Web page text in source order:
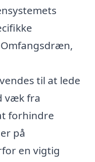
til at lede
væk fra
forhindre
på
en vigtig